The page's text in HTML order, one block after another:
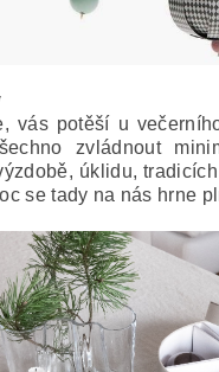
vás potěší u
zvládnout
úklidu,
se tady na nás hrne